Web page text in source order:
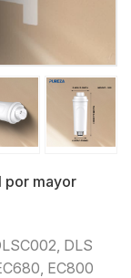
por mayor
DLS
EC800